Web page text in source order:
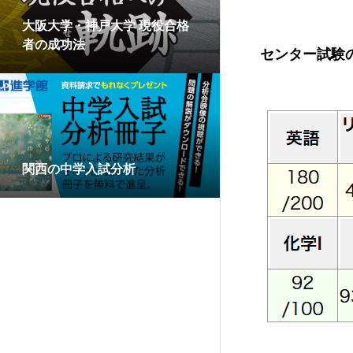
大阪大学・神戸大学 現役合格
者の成功法
関西の中学入試分析
センター試験